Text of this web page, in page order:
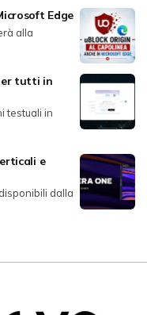
Edge
alla
tutti in
testuali in
e
dalla